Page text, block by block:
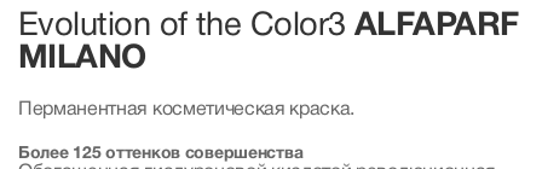
Evolution of the Color3 ALFAPARF
MILANO
Перманентная косметическая краска.
Более 125 оттенков совершенства